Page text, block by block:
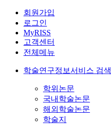
회원가입
로그인
MyRISS
고객센터
전체메뉴
학술연구정보서비스 검색
학위논문
국내학술논문
해외학술논문
학술지